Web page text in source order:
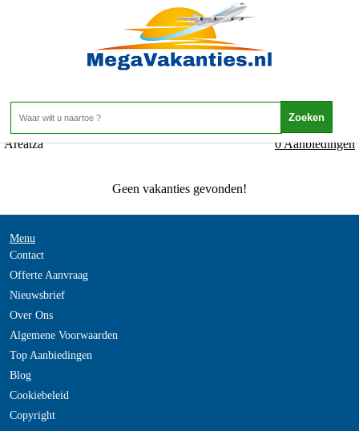
Home>
Areatza 0 Aanbiedingen
Geen vakanties gevonden!
Menu
Contact
Offerte Aanvraag
Nieuwsbrief
Over Ons
Algemene Voorwaarden
Top Aanbiedingen
Blog
Cookiebeleid
Copyright